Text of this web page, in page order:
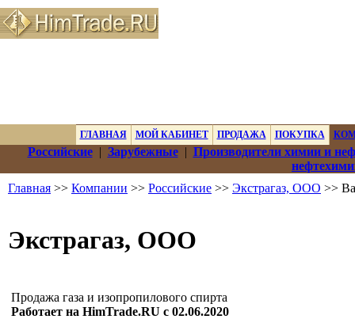
ГЛАВНАЯ МОЙ КАБИНЕТ ПРОДАЖА ПОКУПКА
Российские| Зарубежные| Производители химии и
Главная >> Компании >> Российские >> Экстрагаз, ООО >>
Экстрагаз, ООО
Продажа газа и изопропилового спирта
Работает на HimTrade.RU с 02.06.2020